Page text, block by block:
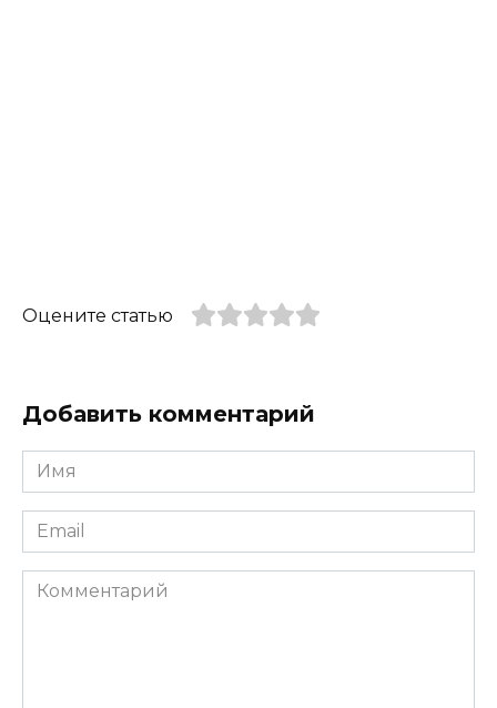
Оцените статью
Добавить комментарий
Имя
*
Email
*
Комментарий